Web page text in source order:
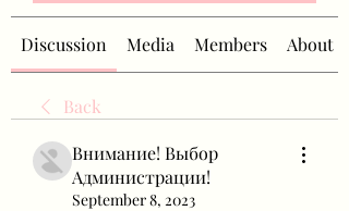
Discussion Media Members About
Back
Внимание! Выбор
Администрации!
September 8, 2023